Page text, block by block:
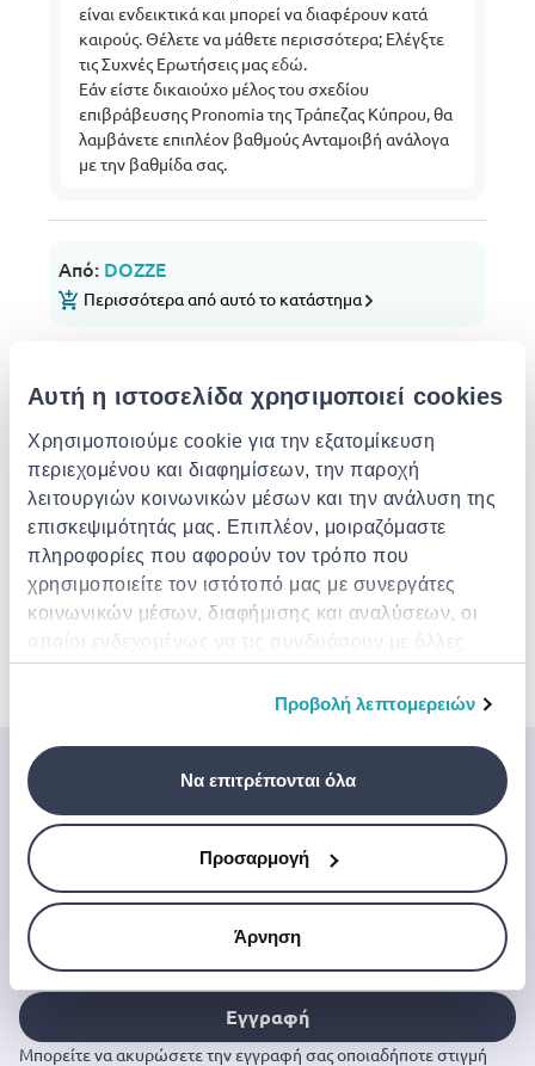
Αυτή η ιστοσελίδα χρησιμοποιεί cookies
Χρησιμοποιούμε cookie για την εξατομίκευση
περιεχομένου και διαφημίσεων, την παροχή
λειτουργιών κοινωνικών μέσων και την ανάλυση της
επισκεψιμότητάς μας. Επιπλέον, μοιραζόμαστε
πληροφορίες που αφορούν τον τρόπο που
χρησιμοποιείτε τον ιστότοπό μας με συνεργάτες
κοινωνικών μέσων, διαφήμισης και αναλύσεων, οι
οποίοι ενδεχομένως να τις συνδυάσουν με άλλες
πληροφορίες που τους έχετε παραχωρήσει ή τις
οποίες έχουν συλλέξει σε σχέση με την από μέρους
Προβολή λεπτομερειών
Να επιτρέπονται όλα
Προσαρμογή
Άρνηση
είναι ενδεικτικά και μπορεί να διαφέρουν κατά
καιρούς. Θέλετε να μάθετε περισσότερα; Ελέγξτε
τις Συχνές Ερωτήσεις μαςεδώ.
Εάν είστε δικαιούχο μέλος του σχεδίου
επιβράβευσης Pronomia της Τράπεζας Κύπρου, θα
λαμβάνετε επιπλέον βαθμούς Ανταμοιβή ανάλογα
με την βαθμίδα σας.
Από: DOZZE
Περισσότερα από αυτό το κατάστημα
Σημεία / Θυρίδες παραλαβής
Εκτ. παράδοση: 07 Αυγ - 10 Αυγ
Δωρεάν
Παράδοση στην πόρτα σου
Δωρεάν αποστολή για παραγγελίες άνω των €
85.00 από το DOZZE
Εκτ. παράδοση: 10 Αυγ - 12 Αυγ
€ 3.49
Περιγραφή
Χαρακτηριστικά
Μπες στον κόσμο της
Jinius
Εάν θέλετε να αποκτήσετε έγκαιρη πρόσβαση σε
αποκλειστικές προσφορές, νέα προϊόντα και τα
τελευταία μας νέα, εγγραφείτε παρακάτω.
Εγγραφή
Μπορείτε να ακυρώσετε την εγγραφή σας οποιαδήποτε στιγμή